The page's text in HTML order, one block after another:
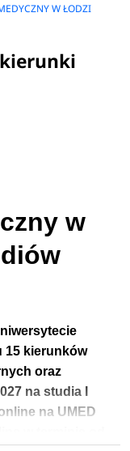
W ŁODZI
w
15 kierunków
oraz
na studia I
na UMED